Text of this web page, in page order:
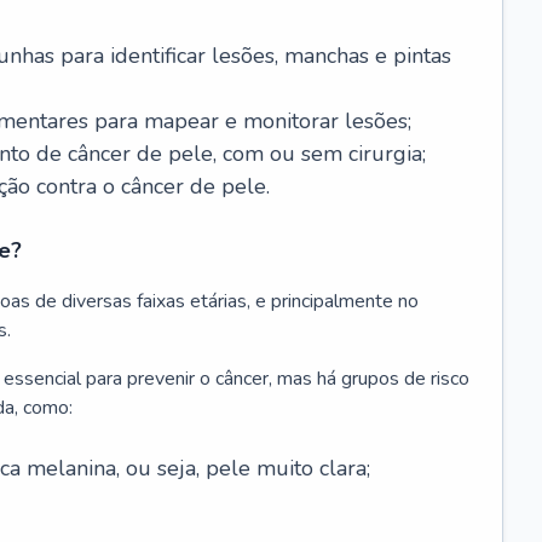
para identificar lesões, manchas e pintas
para mapear e monitorar lesões;
de câncer de pele, com ou sem cirurgia;
contra o câncer de pele.
de diversas faixas etárias, e principalmente no
para prevenir o câncer, mas há grupos de risco
como:
melanina, ou seja, pele muito clara;